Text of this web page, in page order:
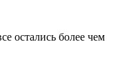
остались более чем